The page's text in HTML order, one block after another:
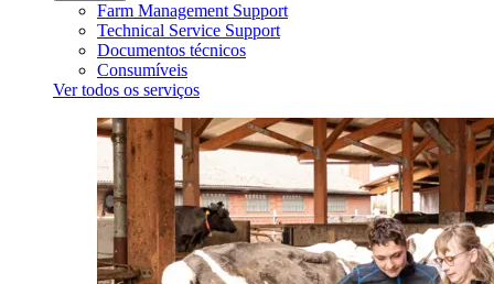
Farm Management Support
Technical Service Support
Documentos técnicos
Consumíveis
Ver todos os serviços